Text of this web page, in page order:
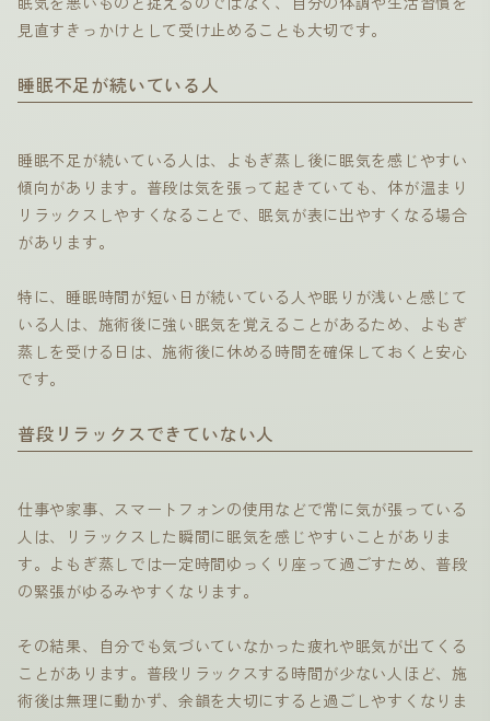
見直すきっかけとして受け止めることも大切です。
睡眠不足が続いている人
睡眠不足が続いている人は、よもぎ蒸し後に眠気を感じやすい
傾向があります。普段は気を張って起きていても、体が温まり
リラックスしやすくなることで、眠気が表に出やすくなる場合
があります。
特に、睡眠時間が短い日が続いている人や眠りが浅いと感じて
いる人は、施術後に強い眠気を覚えることがあるため、よもぎ
蒸しを受ける日は、施術後に休める時間を確保しておくと安心
です。
普段リラックスできていない人
仕事や家事、スマートフォンの使用などで常に気が張っている
人は、リラックスした瞬間に眠気を感じやすいことがありま
す。よもぎ蒸しでは一定時間ゆっくり座って過ごすため、普段
の緊張がゆるみやすくなります。
その結果、自分でも気づいていなかった疲れや眠気が出てくる
ことがあります。普段リラックスする時間が少ない人ほど、施
術後は無理に動かず、余韻を大切にすると過ごしやすくなりま